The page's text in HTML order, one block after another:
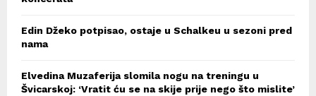
Edin Džeko potpisao, ostaje u Schalkeu u sezoni pred
nama
Elvedina Muzaferija slomila nogu na treningu u
Švicarskoj: ‘Vratit ću se na skije prije nego što mislite’